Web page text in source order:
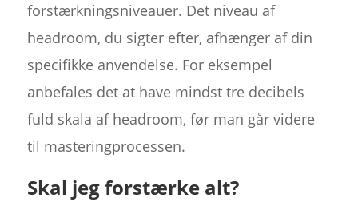
forstærkningsniveauer. Det niveau af
headroom, du sigter efter, afhænger af din
specifikke anvendelse. For eksempel
anbefales det at have mindst tre decibels
fuld skala af headroom, før man går videre
til masteringprocessen.
Skal jeg forstærke alt?